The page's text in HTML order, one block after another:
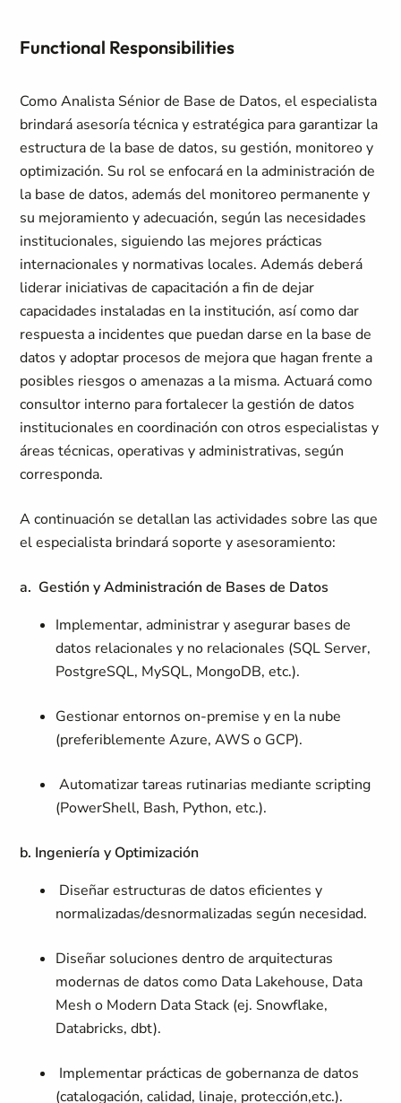
Functional Responsibilities
Como Analista Sénior de Base de Datos, el especialista
brindará asesoría técnica y estratégica para garantizar la
estructura de la base de datos, su gestión, monitoreo y
optimización. Su rol se enfocará en la administración de
la base de datos, además del monitoreo permanente y
su mejoramiento y adecuación, según las necesidades
institucionales, siguiendo las mejores prácticas
internacionales y normativas locales. Además deberá
liderar iniciativas de capacitación a fin de dejar
capacidades instaladas en la institución, así como dar
respuesta a incidentes que puedan darse en la base de
datos y adoptar procesos de mejora que hagan frente a
posibles riesgos o amenazas a la misma. Actuará como
consultor interno para fortalecer la gestión de datos
institucionales en coordinación con otros especialistas y
áreas técnicas, operativas y administrativas, según
corresponda.
A continuación se detallan las actividades sobre las que
el especialista brindará soporte y asesoramiento:
a. Gestión y Administración de Bases de Datos
Implementar, administrar y asegurar bases de
datos relacionales y no relacionales (SQL Server,
PostgreSQL, MySQL, MongoDB, etc.).
Gestionar entornos on-premise y en la nube
(preferiblemente Azure, AWS o GCP).
Automatizar tareas rutinarias mediante scripting
(PowerShell, Bash, Python, etc.).
b. Ingeniería y Optimización
Diseñar estructuras de datos eficientes y
normalizadas/desnormalizadas según necesidad.
Diseñar soluciones dentro de arquitecturas
modernas de datos como Data Lakehouse, Data
Mesh o Modern Data Stack (ej. Snowflake,
Databricks, dbt).
Implementar prácticas de gobernanza de datos
(catalogación, calidad, linaje, protección,etc.).